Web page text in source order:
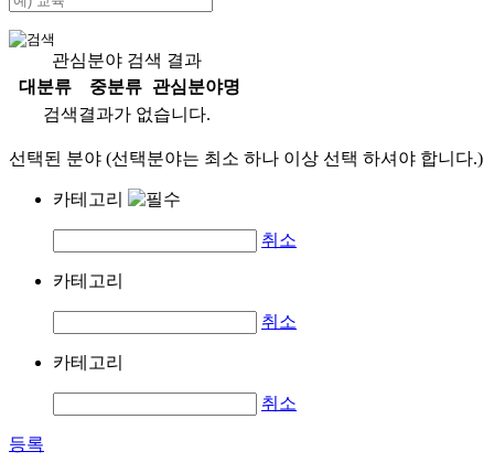
관심분야 검색 결과
대분류
중분류
관심분야명
검색결과가 없습니다.
선택된 분야 (선택분야는 최소 하나 이상 선택 하셔야 합니다.)
카테고리
취소
카테고리
취소
카테고리
취소
등록